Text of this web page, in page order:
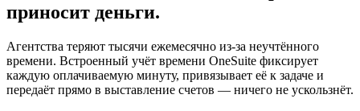
приносит деньги.
Агентства теряют тысячи ежемесячно из-за неучтённого
времени. Встроенный учёт времени OneSuite фиксирует
каждую оплачиваемую минуту, привязывает её к задаче и
передаёт прямо в выставление счетов — ничего не ускользнёт.